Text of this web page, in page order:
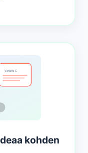
Variatio C
kohden